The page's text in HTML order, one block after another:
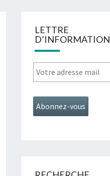
LETTRE
D’INFORMATION